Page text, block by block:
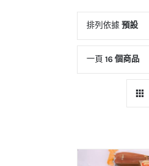
排列依據 預設
一頁 16 個商品